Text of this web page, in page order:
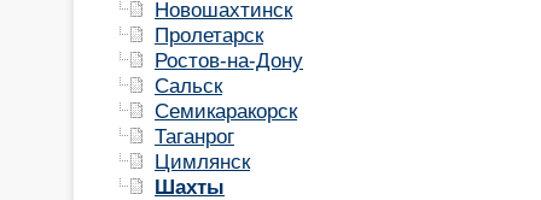
Новошахтинск
Пролетарск
Ростов-на-Дону
Сальск
Семикаракорск
Таганрог
Цимлянск
Шахты